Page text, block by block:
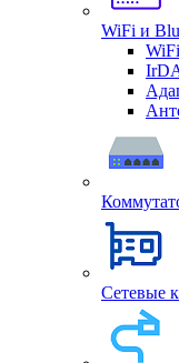
WiFi и
Сетевые